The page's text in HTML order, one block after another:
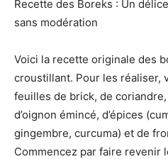
Recette des Boreks : Un
sans modération
Voici la recette originale des
croustillant. Pour les réaliser,
feuilles de brick, de
d’oignon émincé, d’épices
gingembre, curcuma) et de
Commencez par faire revenir